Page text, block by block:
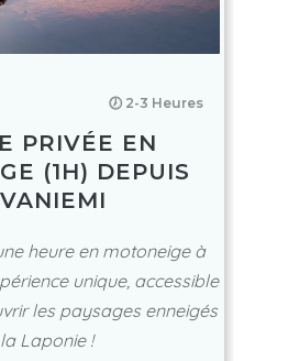
🕖 2-3 Heures
PRIVÉE EN
(1H) DEPUIS
heure en motoneige à
unique, accessible
les paysages enneigés
Laponie !